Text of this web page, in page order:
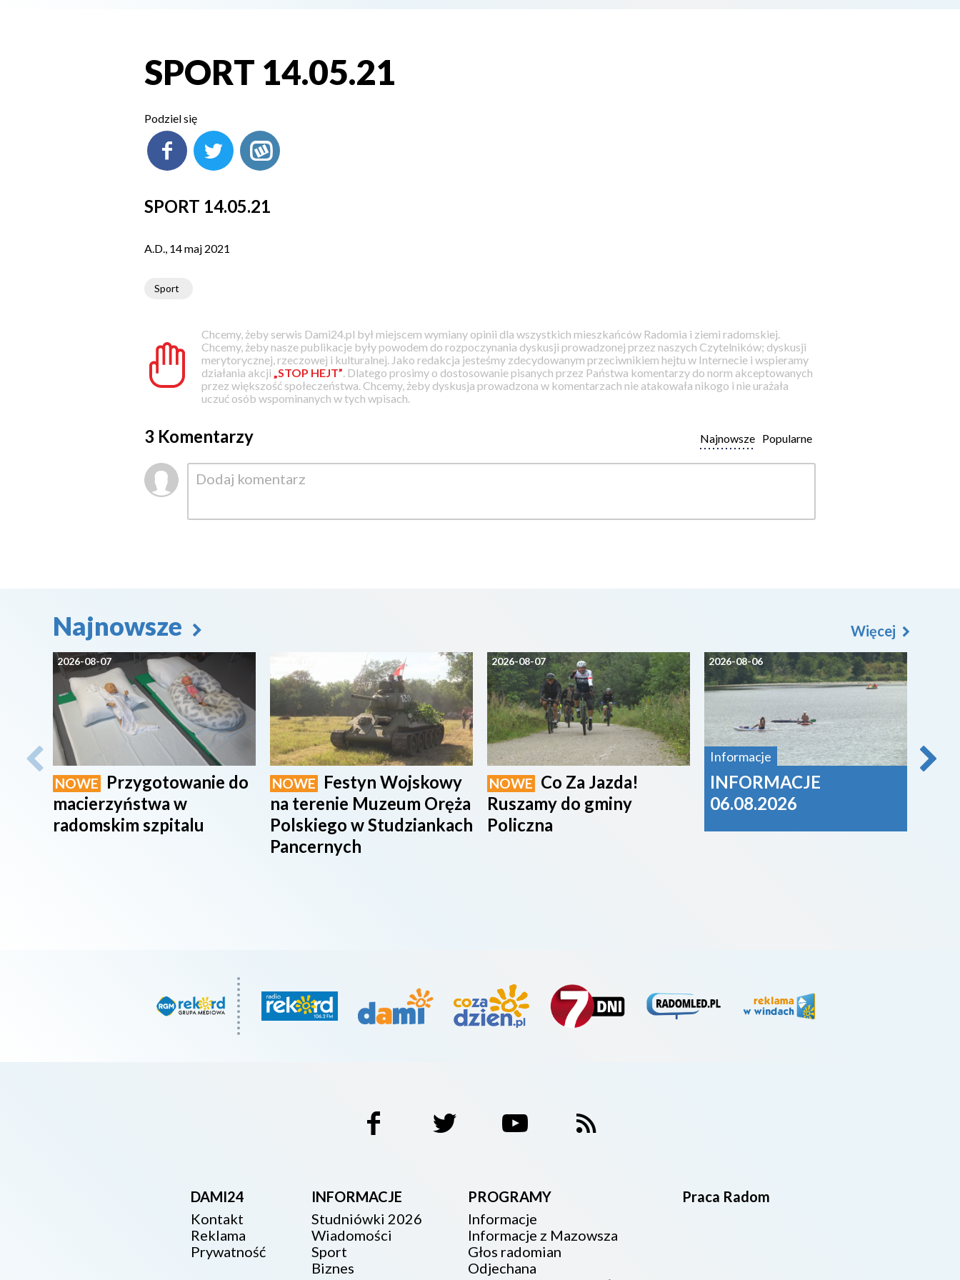
SPORT 14.05.21
Podziel się
SPORT 14.05.21
A.D., 14 maj 2021
Sport
Chcemy, żeby serwis Dami24.pl był miejscem wymiany opinii dla wszystkich mieszkańców Radomia i ziemi radomskiej.
Chcemy, żeby nasze publikacje były powodem do rozpoczynania dyskusji prowadzonej przez naszych Czytelników; dyskusji
merytorycznej, rzeczowej i kulturalnej. Jako redakcja jesteśmy zdecydowanym przeciwnikiem hejtu w Internecie i wspieramy
działania akcji „STOP HEJT” . Dlatego prosimy o dostosowanie pisanych przez Państwa komentarzy do norm akceptowanych
przez większość społeczeństwa. Chcemy, żeby dyskusja prowadzona w komentarzach nie atakowała nikogo i nie urażała
uczuć osób wspominanych w tych wpisach.
3 Komentarzy Popularne
Najnowsze
Najnowsze
2026-08-07
NOWE
Przygotowanie do
macierzyństwa w
radomskim szpitalu
NOWE
Festyn Wojskowy
na terenie Muzeum Oręża
Polskiego w Studziankach
Pancernych
2026-08-07
NOWE Co Za Jazda!
Ruszamy do gminy
Policzna
2026-08-06
Informacje
INFORMACJE
06.08.2026
Więcej
DAMI24
Kontakt
Reklama
Prywatność
INFORMACJE
Studniówki 2026
Wiadomości
Sport
Biznes
PROGRAMY
Informacje
Informacje z Mazowsza
Głos radomian
Odjechana
Praca Radom